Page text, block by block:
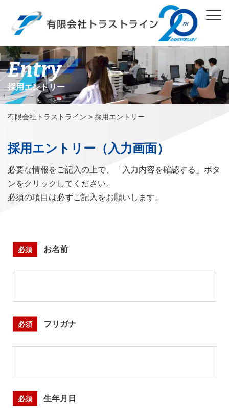
Entry
採用エントリー
有限会社トラストライン > 採用エントリー
採用エントリー（入力画面）
必要な情報をご記入の上で、「入力内容を確認する」ボタ
ンをクリックしてください。
必須の項目は必ずご記入をお願いします。
お名前
必須
フリガナ
必須
生年月日
必須